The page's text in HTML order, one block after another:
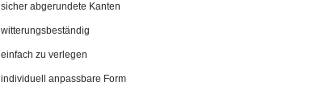
sicher abgerundete Kanten
witterungsbeständig
einfach zu verlegen
individuell anpassbare Form